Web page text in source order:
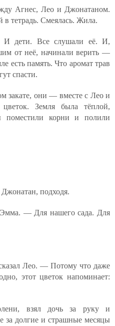
Агнес, Лео и Джонатаном.
в тетрадь. Смеялась. Жила.
И дети. Все слушали её. И,
от неё, начинали верить —
есть память. Что аромат трав
спасти.
закате, они — вместе с Лео и
Земля была тёплой,
поместили корни и полили
подходя.
— Для нашего сада. Для
Лео. — Потому что даже
этот цветок напоминает:
взял дочь за руку и
за долгие и страшные месяцы